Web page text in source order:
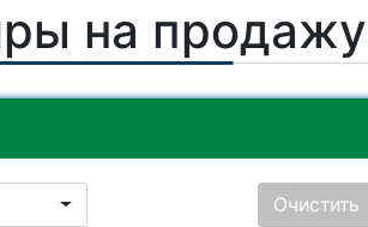
на продажу
Очистить